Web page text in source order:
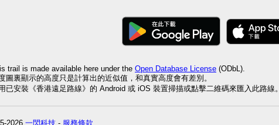
trail is made available here under the Open Database License (ODbL).
圖裏顯示的高度只是計算出的近似值，和真實高度會有差別。
已安裝《香港遠足路線》的 Android 或 iOS 裝置掃描或點擊二維碼來匯入此路線。
2026 一閃科技 - 服務條款